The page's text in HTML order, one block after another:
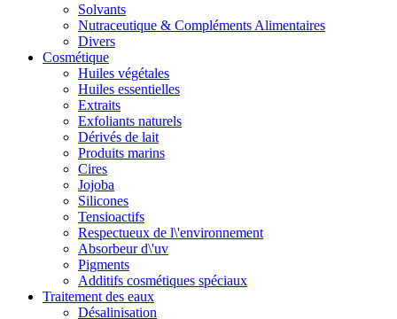
Solvants
Nutraceutique & Compléments Alimentaires
Divers
Cosmétique
Huiles végétales
Huiles essentielles
Extraits
Exfoliants naturels
Dérivés de lait
Produits marins
Cires
Jojoba
Silicones
Tensioactifs
Respectueux de l\'environnement
Absorbeur d\'uv
Pigments
Additifs cosmétiques spéciaux
Traitement des eaux
Désalinisation